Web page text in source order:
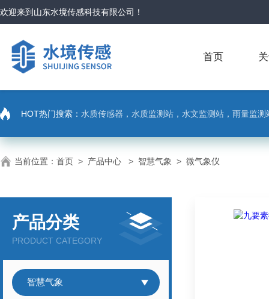
欢迎来到 山东水境传感科技有限公司 ！
首页
HOT热门搜索： 水质传感器，水质监测站，水文监测站，雨量监
当前位置： 首页 > 产品中心 > 智慧气象 > 微气象仪
产品分类
PRODUCT CATEGORY
智慧气象